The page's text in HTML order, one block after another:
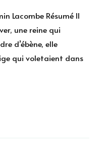
Lacombe Résumé Il
une reine qui
d’ébène, elle
qui voletaient dans